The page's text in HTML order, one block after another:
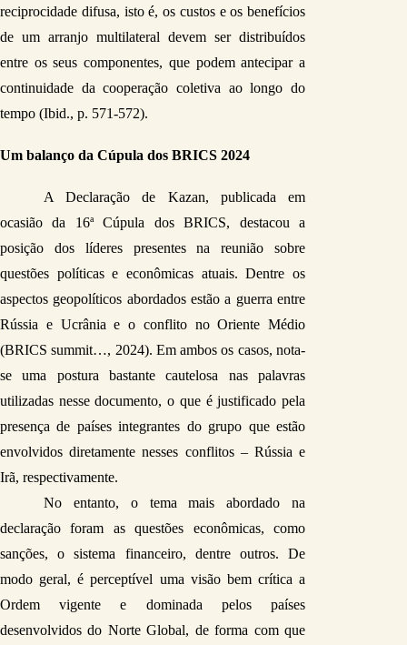
reciprocidade difusa, isto é, os custos e os benefícios
de um arranjo multilateral devem ser distribuídos
entre os seus componentes, que podem antecipar a
continuidade da cooperação coletiva ao longo do
tempo (Ibid., p. 571-572).
Um balanço da Cúpula dos BRICS 2024
A Declaração de Kazan, publicada em
ocasião da 16a Cúpula dos BRICS, destacou a
posição dos líderes presentes na reunião sobre
questões políticas e econômicas atuais. Dentre os
aspectos geopolíticos abordados estão a guerra entre
Rússia e Ucrânia e o conflito no Oriente Médio
(BRICS summit…, 2024). Em ambos os casos, nota-
se uma postura bastante cautelosa nas palavras
utilizadas nesse documento, o que é justificado pela
presença de países integrantes do grupo que estão
envolvidos diretamente nesses conflitos – Rússia e
Irã, respectivamente.
No entanto, o tema mais abordado na
declaração foram as questões econômicas, como
sanções, o sistema financeiro, dentre outros. De
modo geral, é perceptível uma visão bem crítica a
Ordem vigente e dominada pelos países
desenvolvidos do Norte Global, de forma com que